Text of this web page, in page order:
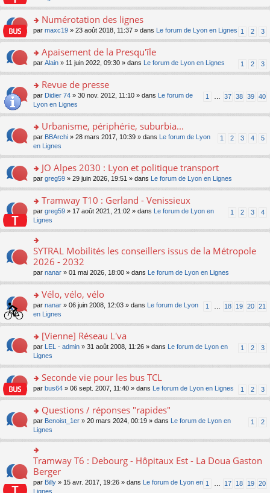
c
e
nt
lu
le
u
ré
c
e
n
o
n
lu
pl
s
ré
e
e
s
s
e
n
o
n
le
pl
s
ré
c
e
s
er
le
m
e
s
g
e
n
o
n
le
s
ré
c
nt
o
n
ult
er
le
m
e
s
g
e
n
o
n
le
u
s
ré
c
e
nt
Numérotation des lignes
1 2 3
par maxc19 » 23 août 2018, 11:37 » dans Le forum de Lyon en Lignes
o
n
ult
er
le
m
e
s
s
e
n
o
n
le
s
ré
c
e
Apaisement de la Presqu'île
1 2 3
par Alain » 11 juin 2022, 09:30 » dans Le forum de Lyon en Lignes
o
s
er
le
m
e
s
s
e
n
o
n
lu
le
pl
u
s
ré
c
e
nt
Revue de presse
1 37 38 39 40
par Didier 74 » 30 nov. 2012, 11:10 » dans
Le forum de
Lyon en Lignes
o
n
s
er
le
m
e
s
s
g
n
o
n
lu
pl
u
s
ré
c
e
nt
Urbanisme, périphérie, suburbia...
1 2 3 4 5
par BBArchi » 28 mars 2017, 10:39 » dans
Le forum de Lyon
en Lignes
o
n
ult
er
le
m
e
s
s
g
n
o
n
lu
pl
u
s
ré
c
e
JO Alpes 2030 : Lyon et politique transport
par greg59 » 29 juin 2026, 19:51 » dans Le forum de Lyon en Lignes
o
s
ult
er
le
m
e
s
s
g
o
n
lu
le
u
s
ré
c
e
nt
Tramway T10 : Gerland - Venissieux
1 2 3 4
par greg59 » 17 août 2021, 21:02 » dans
Le forum de Lyon en
Lignes
o
n
ult
er
le
m
e
s
a
g
e
n
o
n
pl
u
s
ré
c
e
nt
SYTRAL Mobilités les conseillers issus de la Métropole
2026 - 2032
par nanar » 01 mai 2026, 18:00 » dans Le forum de Lyon en Lignes
o
n
s
er
le
m
e
s
s
e
n
o
n
lu
le
pl
u
s
Vélo, vélo, vélo
1 18 19 20 21
par nanar » 06 juin 2008, 12:03 » dans
Le forum de Lyon
en Lignes
o
s
er
le
m
e
s
s
g
n
o
n
lu
[Vienne] Réseau L'va
1 2 3
par LEL - admin » 31 août 2008, 11:26 » dans
Le forum de Lyon en
Lignes
o
n
ult
er
le
m
e
s
g
Seconde vie pour les bus TCL
1 2 3
par bus64 » 06 sept. 2007, 11:40 » dans Le forum de Lyon en Lignes
o
s
ult
er
le
m
e
Questions / réponses "rapides"
1 2
par Benoist_1er » 20 mars 2024, 00:19 » dans
Le forum de Lyon en
Lignes
o
n
ult
Tramway T6 : Debourg - Hôpitaux Est - La Doua Gaston
Berger
1 17 18 19 20
par Billy » 15 avr. 2017, 19:26 » dans
Le forum de Lyon en
Lignes